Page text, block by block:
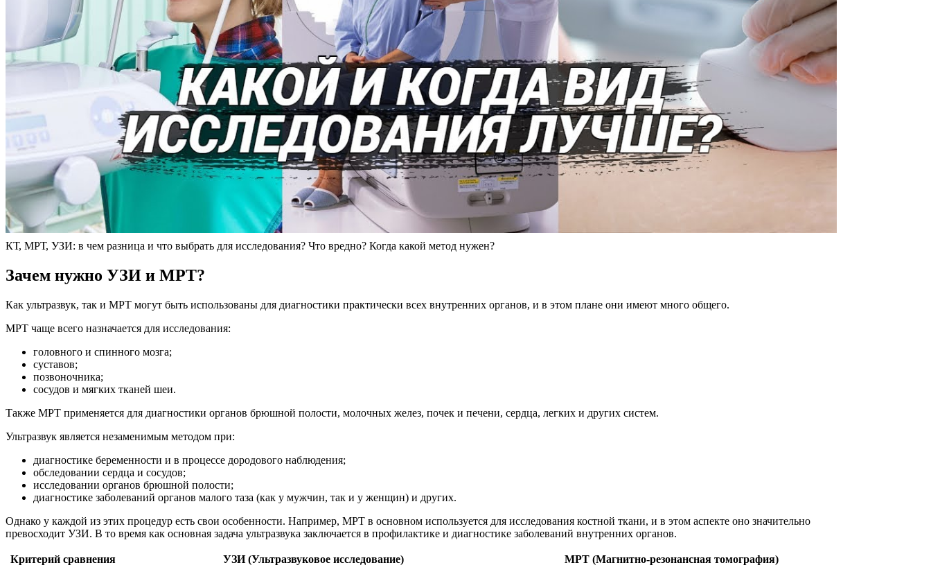
КТ, МРТ, УЗИ: в чем разница и что выбрать для исследования? Что вредно? Когда какой метод нужен?
Зачем нужно УЗИ и МРТ?
Как ультразвук, так и МРТ могут быть использованы для диагностики практически всех внутренних органов, и в этом плане они имеют много общего.
МРТ чаще всего назначается для исследования:
головного и спинного мозга;
суставов;
позвоночника;
сосудов и мягких тканей шеи.
Также МРТ применяется для диагностики органов брюшной полости, молочных желез, почек и печени, сердца, легких и других систем.
Ультразвук является незаменимым методом при:
диагностике беременности и в процессе дородового наблюдения;
обследовании сердца и сосудов;
исследовании органов брюшной полости;
диагностике заболеваний органов малого таза (как у мужчин, так и у женщин) и других.
Однако у каждой из этих процедур есть свои особенности. Например, МРТ в основном используется для исследования костной ткани, и в этом аспекте оно значительно
превосходит УЗИ. В то время как основная задача ультразвука заключается в профилактике и диагностике заболеваний внутренних органов.
Критерий сравнения УЗИ (Ультразвуковое исследование)
МРТ (Магнитно-резонансная томография)